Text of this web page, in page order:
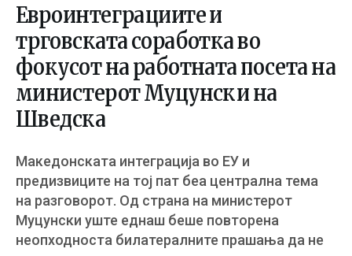
Евроинтеграциите и
трговската соработка во
фокусот на работната посета на
министерот Муцунски на
Шведска
Македонската интеграција во ЕУ и
предизвиците на тој пат беа централна тема
на разговорот. Од страна на министерот
Муцунски уште еднаш беше повторена
неопходноста билатералните прашања да не